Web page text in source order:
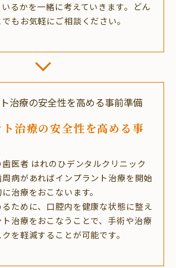
るかを一緒に考えていきます。どん
もお気軽にご相談ください。
治療の安全性を高める事
医者 はれのひデンタルクリニック
病があればインプラント治療を開始
治療をおこないます。
ために、口腔内を健康な状態に整え
治療をおこなうことで、手術や治療
を軽減することが可能です。